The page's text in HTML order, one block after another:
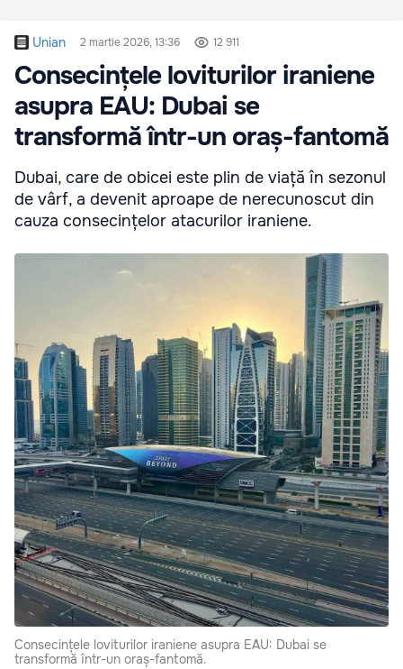
Unian 2 martie 2026, 13:36 12 911
Consecințele loviturilor iraniene
asupra EAU: Dubai se
transformă într-un oraș-fantomă
Dubai, care de obicei este plin de viață în sezonul
de vârf, a devenit aproape de nerecunoscut din
cauza consecințelor atacurilor iraniene.
Consecințele loviturilor iraniene asupra EAU: Dubai se
transformă într-un oraș-fantomă.